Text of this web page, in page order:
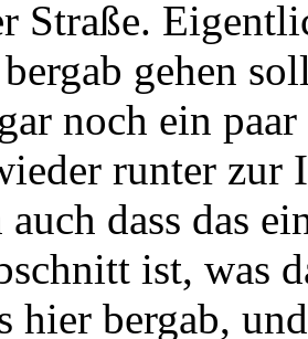
Straße.
gehen
noch ein
runter zur
dass das
ist, was
hier bergab,